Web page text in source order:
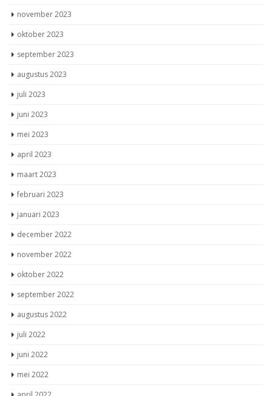
november 2023
oktober 2023
september 2023
augustus 2023
juli 2023
juni 2023
mei 2023
april 2023
maart 2023
februari 2023
januari 2023
december 2022
november 2022
oktober 2022
september 2022
augustus 2022
juli 2022
juni 2022
mei 2022